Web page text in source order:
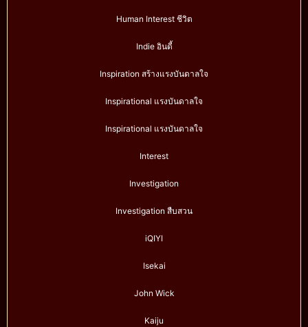
Human Interest ชีวิต
Indie อินดี้
Inspiration สร้างแรงบันดาลใจ
Inspirational แรงบันดาลใจ
Inspirational แรงบันดาลใจ
Interest
Investigation
Investigation สืบสวน
iQIYI
Isekai
John Wick
Kaiju